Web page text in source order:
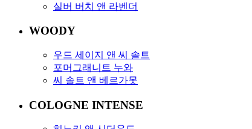
실버 버치 앤 라벤더
WOODY
우드 세이지 앤 씨 솔트
포머그래니트 누와
씨 솔트 앤 베르가못
COLOGNE INTENSE